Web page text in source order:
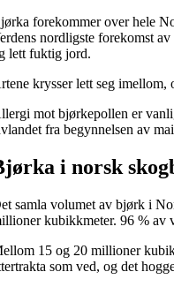
forekommer over hele
nordligste forekomst
lett fuktig jord.
krysser lett seg imellom,
mot bjørkepollen er
fra begynnelsen av
i norsk
samla volumet av bjørk i
kubikkmeter. 96 % av
15 og 20 millioner
som ved, og det